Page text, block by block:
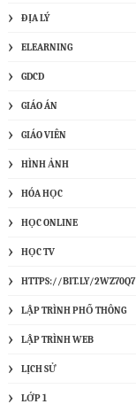
ĐỊA LÝ
ELEARNING
GDCD
GIÁO ÁN
GIÁO VIÊN
HÌNH ẢNH
HÓA HỌC
HỌC ONLINE
HỌC TV
HTTPS://BIT.LY/2WZ70Q7
LẬP TRÌNH PHỔ THÔNG
LẬP TRÌNH WEB
LỊCH SỬ
LỚP 1